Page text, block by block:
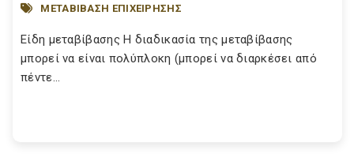
ΜΕΤΑΒΙΒΑΣΗ ΕΠΙΧΕΙΡΗΣΗΣ
Είδη μεταβίβασης Η διαδικασία της μεταβίβασης
μπορεί να είναι πολύπλοκη (μπορεί να διαρκέσει από
πέντε...